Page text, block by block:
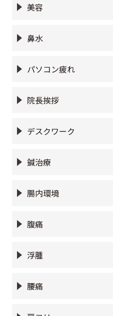
美容
鼻水
パソコン疲れ
院長挨拶
デスクワーク
鍼治療
腸内環境
腹痛
浮腫
腰痛